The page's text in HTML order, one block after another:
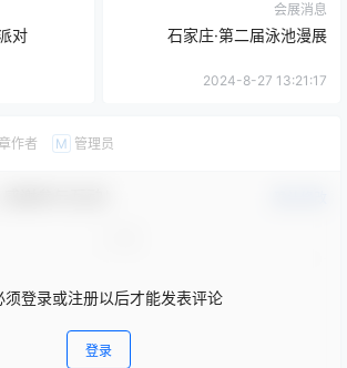
对
会展消息
石家庄·第二届泳池漫展
2024-8-27 13:21:17
作者 M 管理员
须登录或注册以后才能发表评论
登录